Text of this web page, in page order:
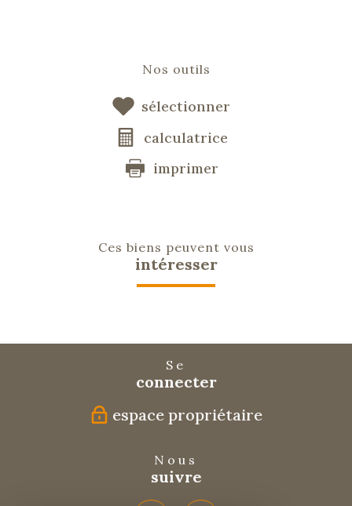
Nos outils
sélectionner
calculatrice
imprimer
Ces biens peuvent vous
intéresser
Se
connecter
espace propriétaire
Nous
suivre